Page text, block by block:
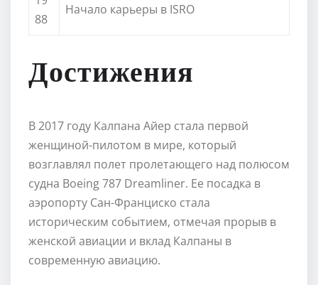
88
Начало карьеры в ISRO
Достижения
В 2017 году Калпана Айер стала первой
женщиной-пилотом в мире, который
возглавлял полет пролетающего над полюсом
судна Boeing 787 Dreamliner. Ее посадка в
аэропорту Сан-Франциско стала
историческим событием, отмечая прорыв в
женской авиации и вклад Калпаны в
современную авиацию.